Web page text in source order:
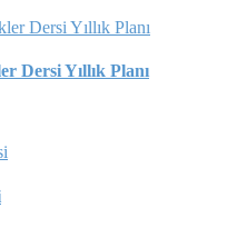
Dersi Yıllık Planı